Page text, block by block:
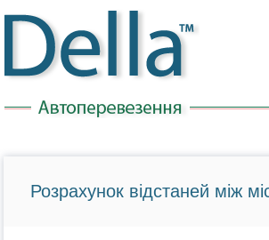
Розрахунок відстаней між